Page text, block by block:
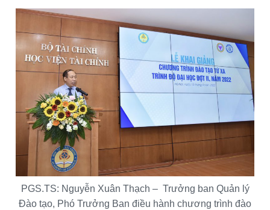
PGS.TS: Nguyễn Xuân Thạch – Trưởng ban Quản lý
Đào tạo, Phó Trưởng Ban điều hành chương trình đào